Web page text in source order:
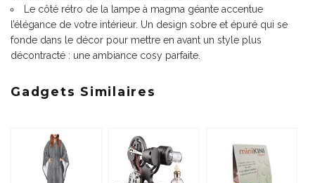
Le côté rétro de la lampe à magma géante accentue
l’élégance de votre intérieur. Un design sobre et épuré qui se
fonde dans le décor pour mettre en avant un style plus
décontracté : une ambiance cosy parfaite.
Gadgets Similaires